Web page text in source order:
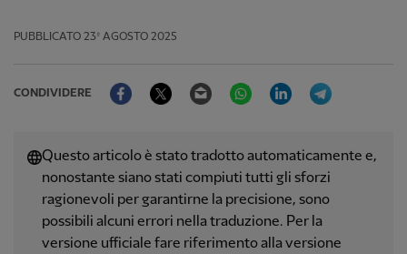
PUBBLICATO 23º AGOSTO 2025
CONDIVIDERE
FacebookTwitter Email WhatsAppLinkedIn
Questo articolo è stato tradotto automaticamente e,
nonostante siano stati compiuti tutti gli sforzi
ragionevoli per garantirne la precisione, sono
possibili alcuni errori nella traduzione. Per la
versione ufficiale fare riferimento alla versione